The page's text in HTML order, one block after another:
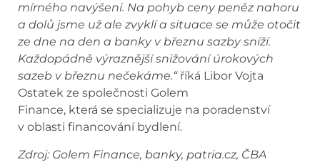
mírného navýšení. Na pohyb ceny peněz nahoru
a dolů jsme už ale zvyklí a situace se může otočit
ze dne na den a banky v březnu sazby sníží.
Každopádně výraznější snižování úrokových
sazeb v březnu nečekáme.“říká Libor Vojta
Ostatek ze společnosti Golem
Finance, která se specializuje na poradenství
v oblasti financování bydlení.
Zdroj: Golem Finance, banky, patria.cz, ČBA